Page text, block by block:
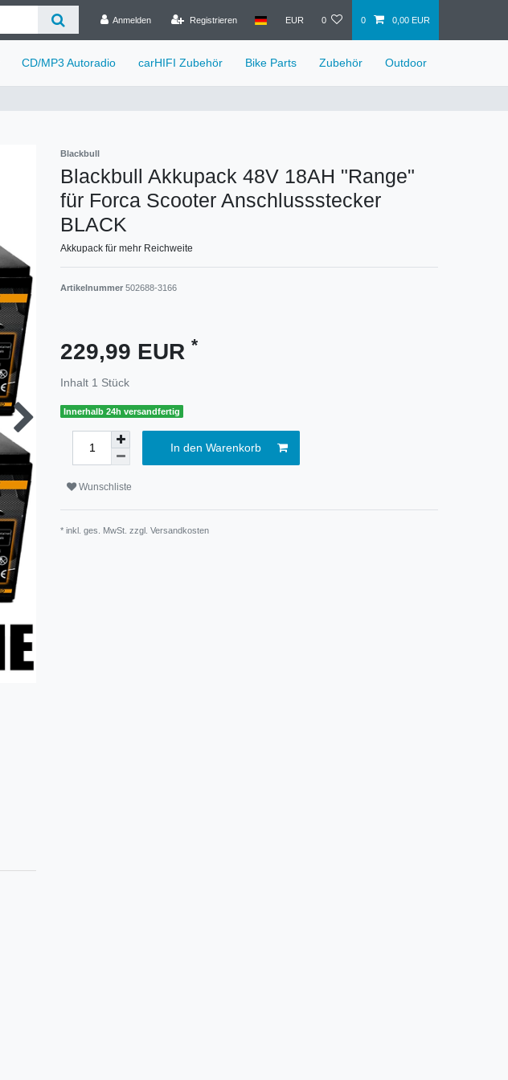
Anmelden Registrieren EUR 0 0 0,00 EUR
CD/MP3 Autoradio carHIFI Zubehör Bike Parts Zubehör Outdoor
Blackbull
Blackbull Akkupack 48V 18AH "Range"
für Forca Scooter Anschlussstecker
BLACK
Akkupack für mehr Reichweite
Artikelnummer 502688-3166
229,99 EUR *
Inhalt 1 Stück
Innerhalb 24h versandfertig
In den Warenkorb
Wunschliste
* inkl. ges. MwSt. zzgl. Versandkosten